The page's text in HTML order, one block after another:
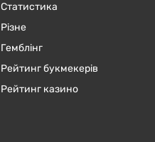
Статистика
Різне
Гемблінг
Рейтинг букмекерів
Рейтинг казино